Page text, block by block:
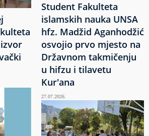
Student Fakulteta
islamskih nauka UNSA
hfz. Madžid Aganhodžić
osvojio prvo mjesto na
Državnom takmičenju
u hifzu i tilavetu
Kur'ana
27.07.2026.